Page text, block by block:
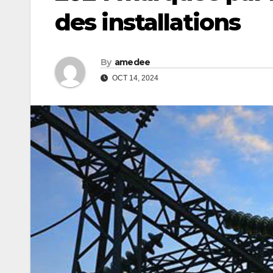
des installations
By amedee
OCT 14, 2024